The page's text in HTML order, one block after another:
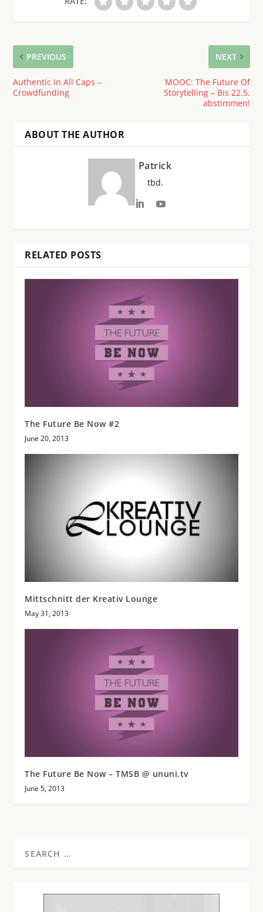
PREVIOUS
Authentic In All Caps –
Crowdfunding
NEXT
MOOC: The Future Of
Storytelling – Bis 22.5.
abstimmen!
ABOUT THE AUTHOR
Patrick
tbd.
RELATED POSTS
The Future Be Now #2
June 20, 2013
Mittschnitt der Kreativ Lounge
May 31, 2013
The Future Be Now – TMSB @ ununi.tv
June 5, 2013